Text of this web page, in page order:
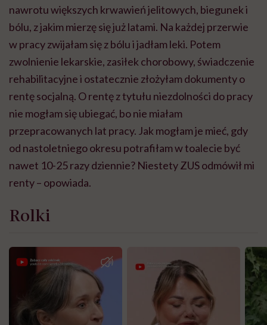
nawrotu większych krwawień jelitowych, biegunek i
bólu, z jakim mierzę się już latami. Na każdej przerwie
w pracy zwijałam się z bólu i jadłam leki. Potem
zwolnienie lekarskie, zasiłek chorobowy, świadczenie
rehabilitacyjne i ostatecznie złożyłam dokumenty o
rentę socjalną. O rentę z tytułu niezdolności do pracy
nie mogłam się ubiegać, bo nie miałam
przepracowanych lat pracy. Jak mogłam je mieć, gdy
od nastoletniego okresu potrafiłam w toalecie być
nawet 10-25 razy dziennie? Niestety ZUS odmówił mi
renty – opowiada.
Rolki